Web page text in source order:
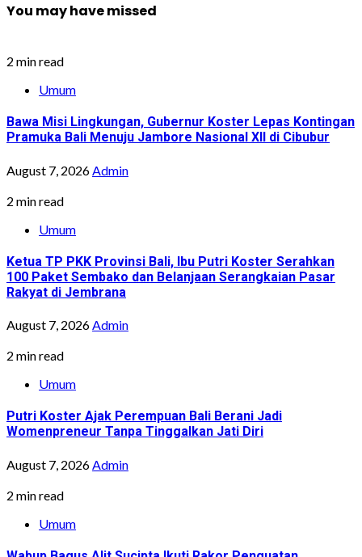
You may have missed
2 min read
Umum
Bawa Misi Lingkungan, Gubernur Koster Lepas Kontingan
Pramuka Bali Menuju Jambore Nasional XII di Cibubur
August 7, 2026 Admin
2 min read
Umum
Ketua TP PKK Provinsi Bali, Ibu Putri Koster Serahkan
100 Paket Sembako dan Belanjaan Serangkaian Pasar
Rakyat di Jembrana
August 7, 2026Admin
2 min read
Umum
Putri Koster Ajak Perempuan Bali Berani Jadi
Womenpreneur Tanpa Tinggalkan Jati Diri
August 7, 2026 Admin
2 min read
Umum